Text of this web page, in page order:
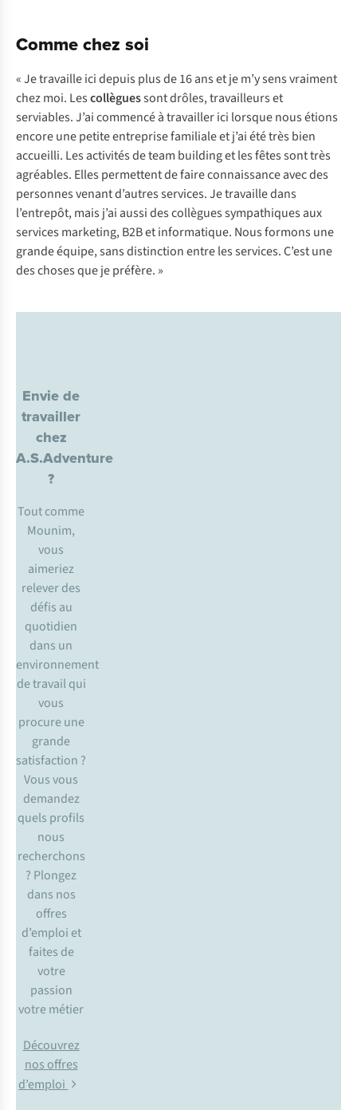
Comme chez soi
« Je travaille ici depuis plus de 16 ans et je m’y sens vraiment
chez moi. Lescollèguessont drôles, travailleurs et
serviables. J’ai commencé à travailler ici lorsque nous étions
encore une petite entreprise familiale et j’ai été très bien
accueilli. Les activités de team building et les fêtes sont très
agréables. Elles permettent de faire connaissance avec des
personnes venant d’autres services. Je travaille dans
l’entrepôt, mais j’ai aussi des collègues sympathiques aux
services marketing, B2B et informatique. Nous formons une
grande équipe, sans distinction entre les services. C’est une
des choses que je préfère. »
Envie de
travailler
chez
A.S.Adventure
?
Tout comme
Mounim,
vous
aimeriez
relever des
défis au
quotidien
dans un
environnement
de travail qui
vous
procure une
grande
satisfaction ?
Vous vous
demandez
quels profils
nous
recherchons
? Plongez
dans nos
offres
d’emploi et
faites de
votre
passion
votre métier
Découvrez
nos offres
d’emploi